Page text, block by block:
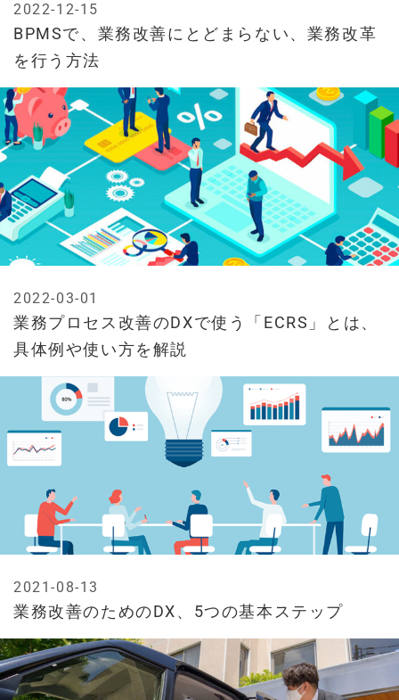
BPMSで、業務改善にとどまらない、業務改革
を行う方法
2022-12-15
業務プロセス改善のDXで使う「ECRS」とは、
具体例や使い方を解説
2022-03-01
業務改善のためのDX、5つの基本ステップ
2021-08-13